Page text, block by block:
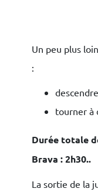
Un peu plus
:
tourner à
Durée totale
Brava : 2h30..
La sortie de la